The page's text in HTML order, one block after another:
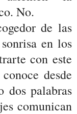
No.
de las
en los
con este
desde
dos palabras
comunican